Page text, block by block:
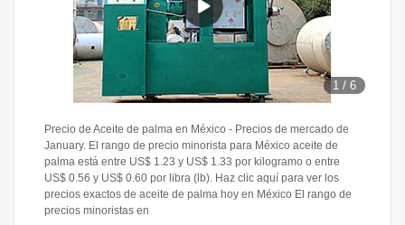
1 /6
Precio de Aceite de palma en México - Precios de mercado de
January. El rango de precio minorista para México aceite de
palma está entre US$ 1.23 y US$ 1.33 por kilogramo o entre
US$ 0.56 y US$ 0.60 por libra (lb). Haz clic aquí para ver los
precios exactos de aceite de palma hoy en México El rango de
precios minoristas en